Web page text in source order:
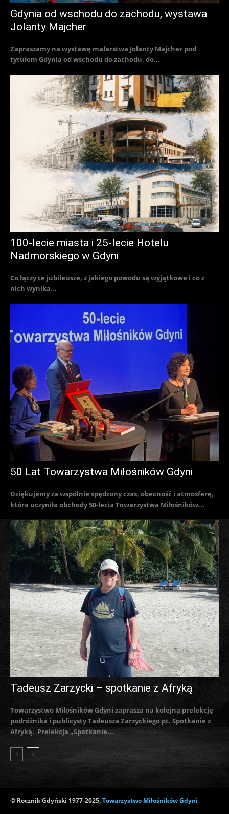
Gdynia od wschodu do zachodu, wystawa
Jolanty Majcher
Zapraszamy na wystawę malarstwa Jolanty Majcher pod
tytułem Gdynia od wschodu do zachodu, do...
100-lecie miasta i 25-lecie Hotelu
Nadmorskiego w Gdyni
Co łączy te jubileusze, z jakiego powodu są wyjątkowe i co z
nich wynika...
50 Lat Towarzystwa Miłośników Gdyni
Dziękujemy za wspólnie spędzony czas, obecność i atmosferę,
która uczyniła obchody 50-lecia Towarzystwa Miłośników...
Tadeusz Zarzycki – spotkanie z Afryką
Towarzystwo Miłośników Gdyni zaprasza na kolejną prelekcję
podróżnika i publicysty Tadeusza Zarzyckiego pt. Spotkanie z
Afryką. Prelekcja „Spotkanie...
© Rocznik Gdyński 1977-2025,Towarzystwo Miłośników Gdyni